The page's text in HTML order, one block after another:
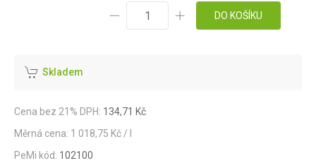
DO KOŠÍKU
Skladem
Cena bez 21% DPH: 134,71 Kč
Měrná cena: 1 018,75 Kč / l
PeMi kód: 102100